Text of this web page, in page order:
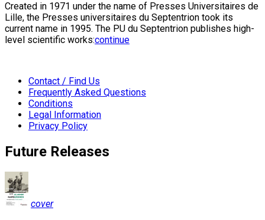
Created in 1971 under the name of Presses Universitaires de
Lille, the Presses universitaires du Septentrion took its
current name in 1995. The PU du Septentrion publishes high-
level scientific works:continue
Contact / Find Us
Frequently Asked Questions
Conditions
Legal Information
Privacy Policy
Future Releases
cover